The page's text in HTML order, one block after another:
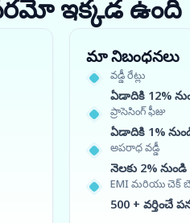
ఇక్కడ ఉంది
మా నిబంధనలు
వడ్డీ రేట్లు
ఏడాదికి 12%
ప్రాసెసింగ్ ఫీజు
ఏడాదికి 1%
అపరాధ వడ్డీ
నెలకు 2%
EMI మరియు చెక్
500 + వర్తించే